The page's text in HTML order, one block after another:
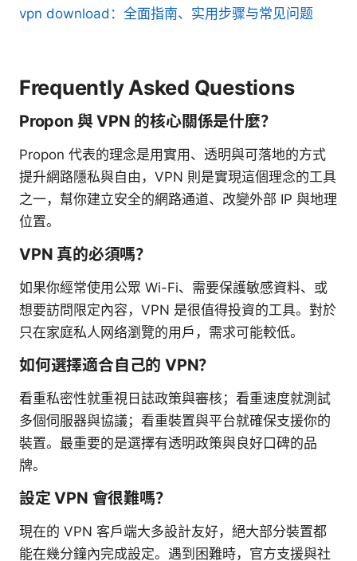
vpn download：全面指南、实用步骤与常见问题
Frequently Asked Questions
Propon 與 VPN 的核心關係是什麼？
Propon 代表的理念是用實用、透明與可落地的方式
提升網路隱私與自由，VPN 則是實現這個理念的工具
之一，幫你建立安全的網路通道、改變外部 IP 與地理
位置。
VPN 真的必須嗎？
如果你經常使用公眾 Wi-Fi、需要保護敏感資料、或
想要訪問限定內容，VPN 是很值得投資的工具。對於
只在家庭私人网络瀏覽的用戶，需求可能較低。
如何選擇適合自己的 VPN？
看重私密性就重視日誌政策與審核；看重速度就測試
多個伺服器與協議；看重裝置與平台就確保支援你的
裝置。最重要的是選擇有透明政策與良好口碑的品
牌。
設定 VPN 會很難嗎？
現在的 VPN 客戶端大多設計友好，絕大部分裝置都
能在幾分鐘內完成設定。遇到困難時，官方支援與社